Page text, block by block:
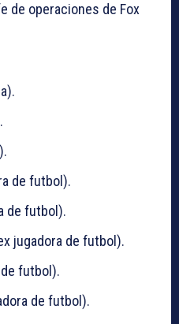
de operaciones de Fox
de futbol).
de futbol).
jugadora de futbol).
futbol).
de futbol).